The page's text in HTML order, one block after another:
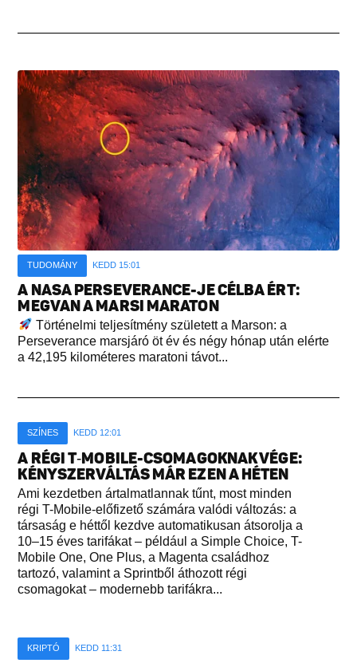
TUDOMÁNY KEDD 15:01
A NASA PERSEVERANCE-JE CÉLBA ÉRT:
MEGVAN A MARSI MARATON
Történelmi teljesítmény született a Marson: a
Perseverance marsjáró öt év és négy hónap után elérte
a 42,195 kilométeres maratoni távot...
SZÍNES KEDD 12:01
A RÉGI T‑MOBILE-CSOMAGOKNAK VÉGE:
KÉNYSZERVÁLTÁS MÁR EZEN A HÉTEN
Ami kezdetben ártalmatlannak tűnt, most minden
régi T-Mobile-előfizető számára valódi változás: a
társaság e héttől kezdve automatikusan átsorolja a
10–15 éves tarifákat – például a Simple Choice, T-
Mobile One, One Plus, a Magenta családhoz
tartozó, valamint a Sprintből áthozott régi
csomagokat – modernebb tarifákra...
KRIPTÓ KEDD 11:31